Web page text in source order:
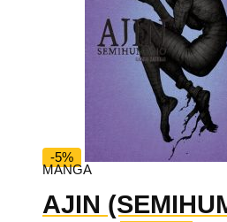
-5%
MANGA
AJIN